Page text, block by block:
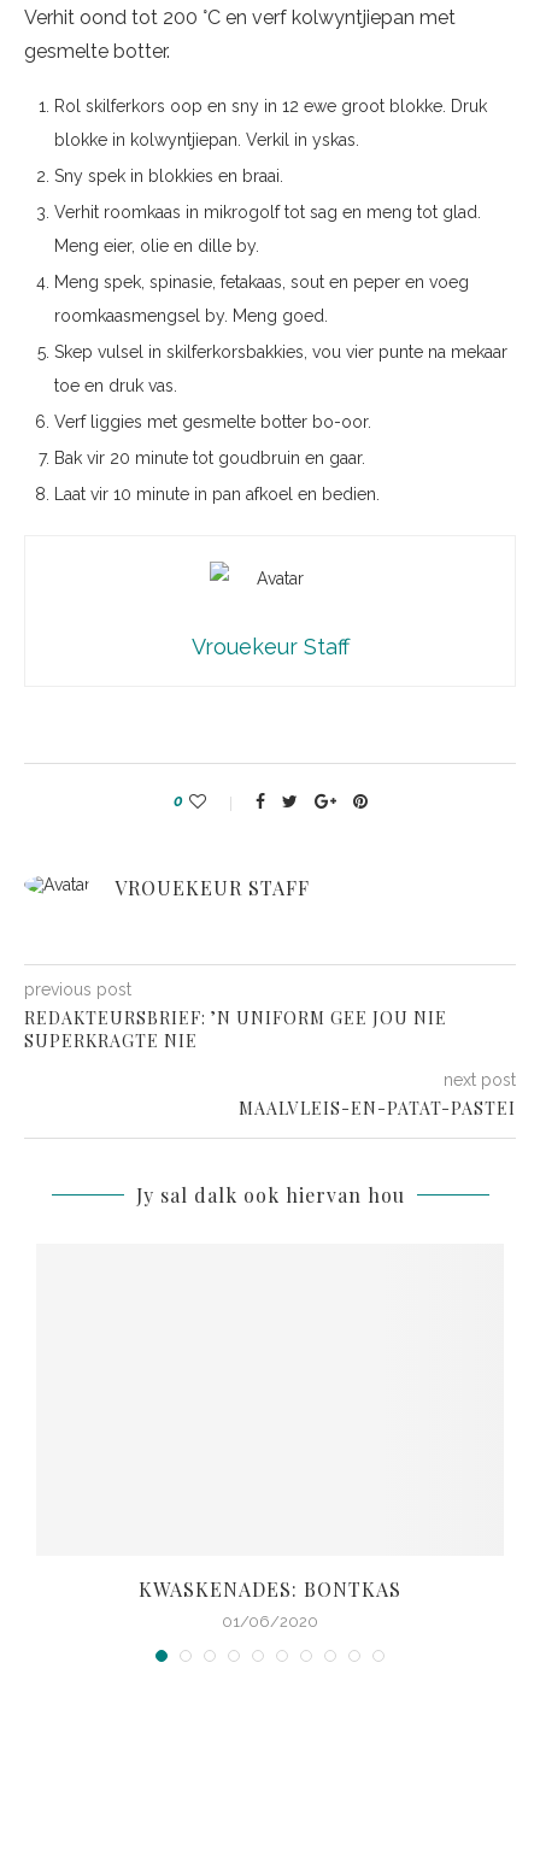
Verhit oond tot 200 °C en verf kolwyntjiepan met
gesmelte botter.
Rol skilferkors oop en sny in 12 ewe groot blokke. Druk
blokke in kolwyntjiepan. Verkil in yskas.
Sny spek in blokkies en braai.
Verhit roomkaas in mikrogolf tot sag en meng tot glad.
Meng eier, olie en dille by.
Meng spek, spinasie, fetakaas, sout en peper en voeg
roomkaasmengsel by. Meng goed.
Skep vulsel in skilferkorsbakkies, vou vier punte na mekaar
toe en druk vas.
Verf liggies met gesmelte botter bo-oor.
Bak vir 20 minute tot goudbruin en gaar.
Laat vir 10 minute in pan afkoel en bedien.
Vrouekeur Staff
0
VROUEKEUR STAFF
previous post
REDAKTEURSBRIEF: ’N UNIFORM GEE JOU NIE
SUPERKRAGTE NIE
next post
MAALVLEIS-EN-PATAT-PASTEI
Jy sal dalk ook hiervan hou
KWASKENADES: BONTKAS
01/06/2020